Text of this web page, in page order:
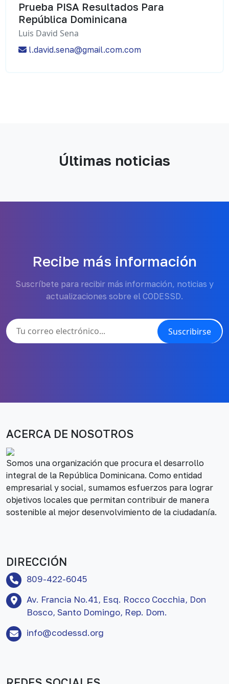
Prueba PISA Resultados Para
República Dominicana
Luis David Sena
l.david.sena@gmail.com.com
Últimas noticias
Recibe más información
Suscríbete para recibir más información, noticias y
actualizaciones sobre el CODESSD.
Suscribirse
ACERCA DE NOSOTROS
Somos una organización que procura el desarrollo
integral de la República Dominicana. Como entidad
empresarial y social, sumamos esfuerzos para lograr
objetivos locales que permitan contribuir de manera
sostenible al mejor desenvolvimiento de la ciudadanía.
DIRECCIÓN
809-422-6045
Av. Francia No.41, Esq. Rocco Cocchia, Don
Bosco, Santo Domingo, Rep. Dom.
info@codessd.org